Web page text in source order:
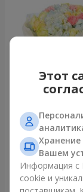
Букет "Небесная
5 075 грн
Этот
Вашем
Информация с
cookie и